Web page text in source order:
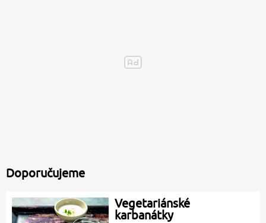
Doporučujeme
Vegetariánské
karbanátky